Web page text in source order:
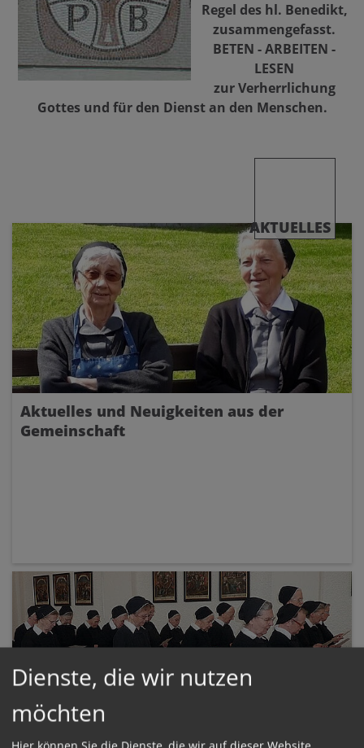
Regel des hl. Benedikt,
zusammengefasst.
BETEN - ARBEITEN -
LESEN
zur Verherrlichung
Gottes und für den Dienst an den Menschen.
AKTUELLES
Aktuelles und Neuigkeiten aus der
Gemeinschaft
Dienste, die wir nutzen
möchten